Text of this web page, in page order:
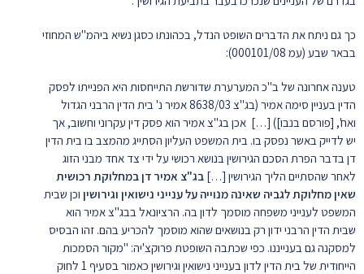
כך גם ניתח את הדברים השופט הנדל, בכהונתו כסגן נשיא ביהמ"ש המחוזי
בבאר שבע (עמ 000101/08):
טענה אחרונה של ב"כ המערערת שדורשת התייחסות היא הפנייתו לפסק
הדין בעניין סימה אמיר (בג"צ 8638/03 אמיר נ' בית הדין הרבני הגדול
ואח', [פורסם בנבו]) […] אכן בג"צ אמיר הוא פסק דין עקרוני וחשוב, אך
יש לדייק באשר נפסק בו. בית המשפט העליון הסתייג מהמצב בו בית הדין
דן בדבר הפרת הסכם הגירושין בנושא רכושי על ידי צד אחד מבני הזוג
לאחר שהסתיים הליך הגירושין […] בג"צ אמיר דן במחלוקת רכושית
שאין מחלוקת לגביה שאינה מנוייה על ענייני נישואין וגירושין וכן שבית
המשפט לענייני משפחה מוסמך לדון בה. הרציונאל בבג"צ אמיר הוא
שבית הדין הרבני ידון רק בנושאים שהוא מוסמך להכריע בהם. זהו הבסיס
למסקנה גם בענייננו. כפי שכתבה השופטת פרוקצ'יה: "מקור הסמכות
הייחודית של בית הדין לדון בענייני נישואין וגירושין כאמור בסעיף 1 לחוק